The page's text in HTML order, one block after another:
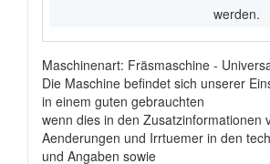
werden.
Maschinenart: Fräsmaschine -
Die Maschine befindet sich unserer
in einem guten gebrauchten
wenn dies in den Zusatzinformationen
Aenderungen und Irrtuemer in den
und Angaben sowie